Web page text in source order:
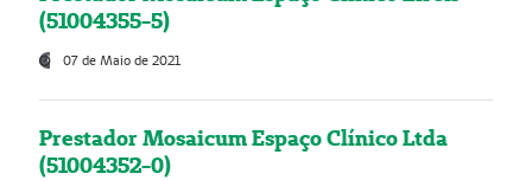
(51004355-5)
07 de Maio de 2021
Prestador Mosaicum Espaço Clínico Ltda
(51004352-0)